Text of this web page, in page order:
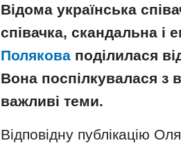
Відома українська
співачка, скандальна і
Полякова поділилася
Вона поспілкувалася з
важливі теми.
Відповідну публікацію